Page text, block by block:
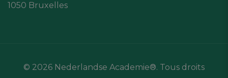
1050 Bruxelles
© 2026 Nederlandse Academie®. Tous droits